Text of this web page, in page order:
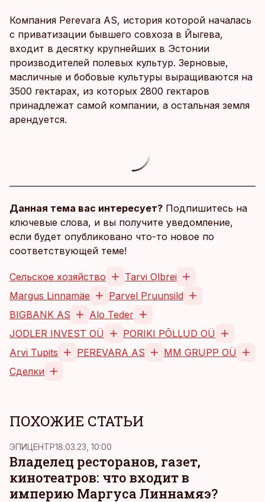
Компания Perevara AS, история которой началась
с приватизации бывшего совхоза в Йыгева,
входит в десятку крупнейших в Эстонии
производителей полевых культур. Зерновые,
масличные и бобовые культуры выращиваются на
3500 гектарах, из которых 2800 гектаров
принадлежат самой компании, а остальная земля
арендуется.
Данная тема вас интересует? Подпишитесь на
ключевые слова, и вы получите уведомление,
если будет опубликовано что-то новое по
соответствующей теме!
Сельское хозяйство
Tarvi Olbrei
Margus Linnamäe
Parvel Pruunsild
BIGBANK AS
Alo Teder
JODLER INVEST OÜ
PORIKI PÕLLUD OÜ
Arvi Tupits
PEREVARA AS
MM GRUPP OÜ
Сделки
ПОХОЖИЕ СТАТЬИ
ЭПИЦЕНТР18.03.23, 10:00
Владелец ресторанов, газет,
кинотеатров: что входит в
империю Маргуса Линнамяэ?